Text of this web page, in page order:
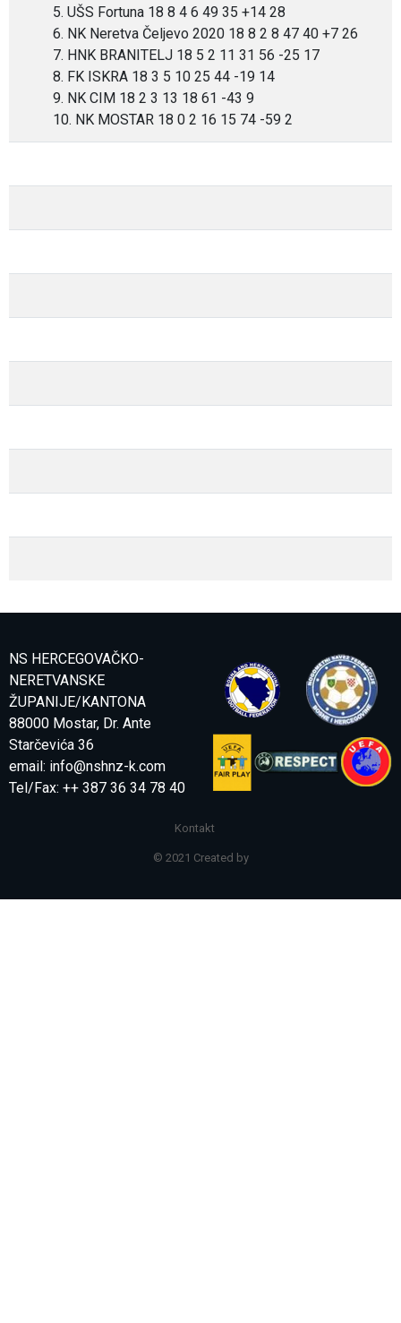
5. UŠS Fortuna 18 8 4 6 49 35 +14 28
6. NK Neretva Čeljevo 2020 18 8 2 8 47 40 +7 26
7. HNK BRANITELJ 18 5 2 11 31 56 -25 17
8. FK ISKRA 18 3 5 10 25 44 -19 14
9. NK CIM 18 2 3 13 18 61 -43 9
10. NK MOSTAR 18 0 2 16 15 74 -59 2
NS HERCEGOVAČKO-
NERETVANSKE
ŽUPANIJE/KANTONA
88000 Mostar, Dr. Ante
Starčevića 36
email: info@nshnz-k.com
Tel/Fax: ++ 387 36 34 78 40
Kontakt
© 2021 Created by